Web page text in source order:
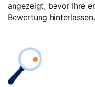
angezeigt, bevor Ihre
Bewertung hinterlassen.